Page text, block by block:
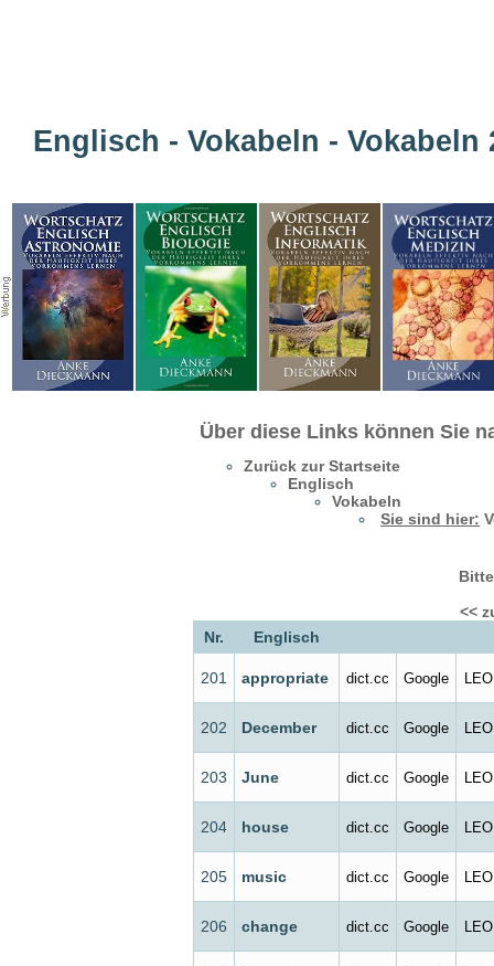
Englisch - Vokabeln - Vokabeln
Über diese Links können Sie
Zurück zur Startseite
Englisch
Vokabeln
Sie sind hier:
<<
Nr.
Englisch
201 appropriate dict.cc Google LEO
202 December dict.cc Google LEO
203 June dict.cc Google LEO
204 house dict.cc Google LEO
205 music dict.cc Google LEO
206 change dict.cc Google LEO